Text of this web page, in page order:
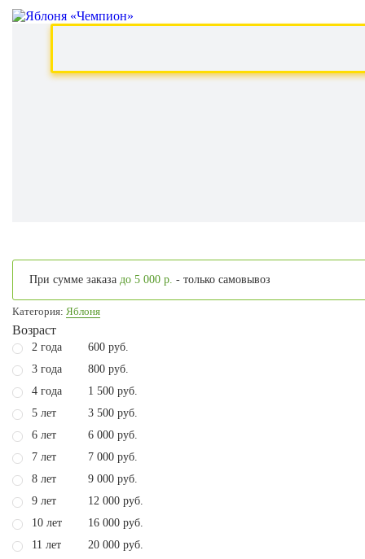
При сумме заказа до 5 000 р. - только самовывоз
Категория: Яблоня
Возраст
2 года
600 руб.
3 года
800 руб.
4 года
1 500 руб.
5 лет
3 500 руб.
6 лет
6 000 руб.
7 лет
7 000 руб.
8 лет
9 000 руб.
9 лет
12 000 руб.
10 лет
16 000 руб.
11 лет
20 000 руб.